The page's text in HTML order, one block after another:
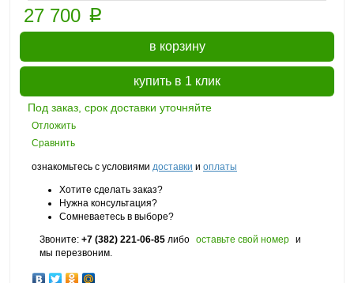
27 700 p
в корзину
купить в 1 клик
Под заказ, срок доставки уточняйте
Отложить
Сравнить
ознакомьтесь с условиями доставки и оплаты
Хотите сделать заказ?
Нужна консультация?
Сомневаетесь в выборе?
Звоните: +7 (382) 221-06-85 либо оставьте свой номер и
мы перезвоним.